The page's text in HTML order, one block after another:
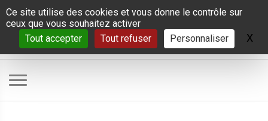
Panneau de gestion des cookies
Ce site utilise des cookies et vous donne le contrôle sur
ceux que vous souhaitez activer
Tout accepter
Tout refuser Personnaliser X